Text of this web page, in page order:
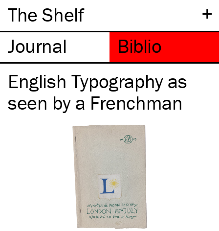
+
The Shelf
English Typography as
seen by a Frenchman